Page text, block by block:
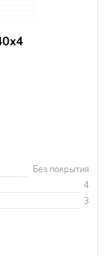
Без покрытия
4
3